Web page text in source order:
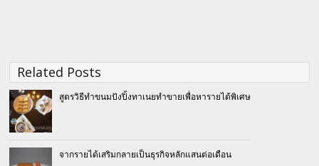
Related Posts
สูตรวิธีทำขนมปังปิ้งทาเนยทำขายเพื่อหารายได้พิเศษ
จากรายได้เสริมกลายเป็นธุรกิจหลักแสนต่อเดือน